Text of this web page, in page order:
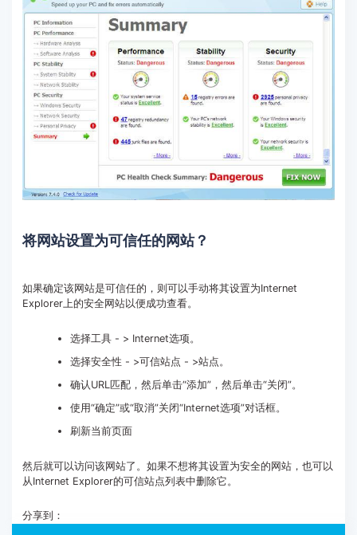
将网站设置为可信任的网站？
如果确定该网站是可信任的，则可以手动将其设置为Internet
Explorer上的安全网站以便成功查看。
选择工具 - > Internet选项。
选择安全性 - >可信站点 - >站点。
确认URL匹配，然后单击“添加”，然后单击“关闭”。
使用“确定”或“取消”关闭“Internet选项”对话框。
刷新当前页面
然后就可以访问该网站了。如果不想将其设置为安全的网站，也可以
从Internet Explorer的可信站点列表中删除它。
分享到：